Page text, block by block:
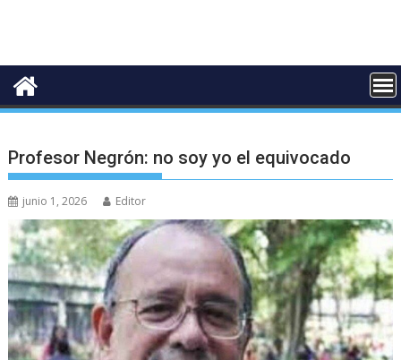
Profesor Negrón: no soy yo el equivocado
junio 1, 2026 Editor